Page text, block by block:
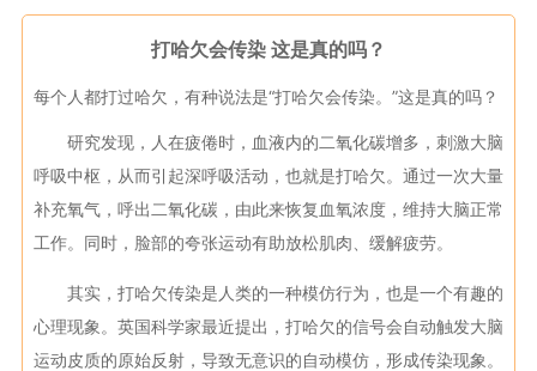
打哈欠会传染 这是真的吗？
每个人都打过哈欠，有种说法是“打哈欠会传染。”这是真的吗？
研究发现，人在疲倦时，血液内的二氧化碳增多，刺激大脑
呼吸中枢，从而引起深呼吸活动，也就是打哈欠。通过一次大量
补充氧气，呼出二氧化碳，由此来恢复血氧浓度，维持大脑正常
工作。同时，脸部的夸张运动有助放松肌肉、缓解疲劳。
其实，打哈欠传染是人类的一种模仿行为，也是一个有趣的
心理现象。英国科学家最近提出，打哈欠的信号会自动触发大脑
运动皮质的原始反射，导致无意识的自动模仿，形成传染现象。